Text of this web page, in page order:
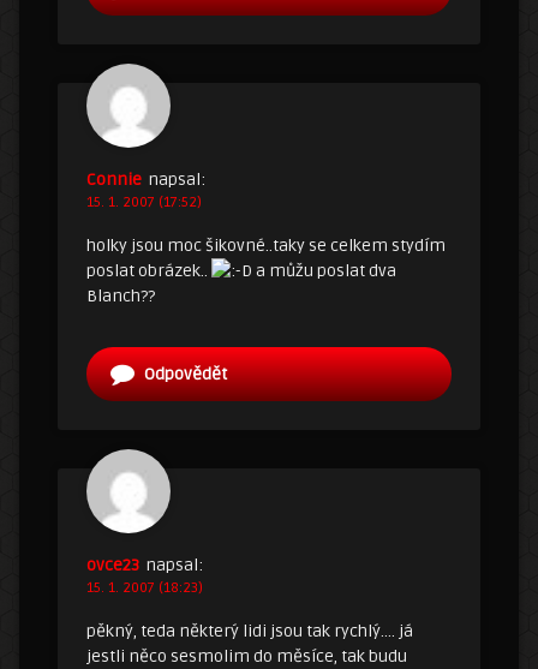
Connie napsal:
15. 1. 2007 (17:52)
holky jsou moc šikovné..taky se celkem stydím
poslat obrázek..
a můžu poslat dva
Blanch??
Odpovědět
ovce23 napsal:
15. 1. 2007 (18:23)
pěkný, teda některý lidi jsou tak rychlý…. já
jestli něco sesmolim do měsíce, tak budu